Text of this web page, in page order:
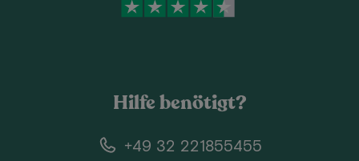
Hilfe benötigt?
+49 32 221855455